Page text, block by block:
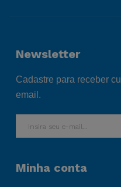
Newsletter
Cadastre para receber
email.
Minha conta